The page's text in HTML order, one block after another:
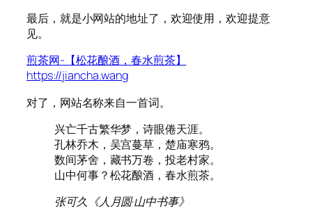
最后，就是小网站的地址了，欢迎使用，欢迎提意
见。
煎茶网-【松花酿酒，春水煎茶】
https://jiancha.wang
对了，网站名称来自一首词。
兴亡千古繁华梦，诗眼倦天涯。
孔林乔木，吴宫蔓草，楚庙寒鸦。
数间茅舍，藏书万卷，投老村家。
山中何事？松花酿酒，春水煎茶。
张可久《人月圆·山中书事》